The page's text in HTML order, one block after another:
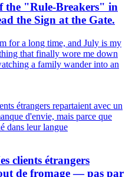
the "Rule-Breakers" in
the Sign at the Gate.
for a long time, and July is my
that finally wore me down
a family wander into an
clients étrangers
de fromage — pas par